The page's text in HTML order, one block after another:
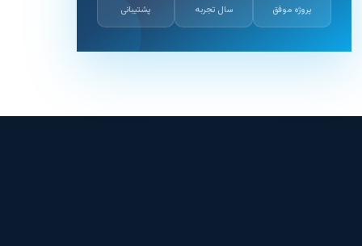
پروژه موفق سال تجربه پشتیبانی